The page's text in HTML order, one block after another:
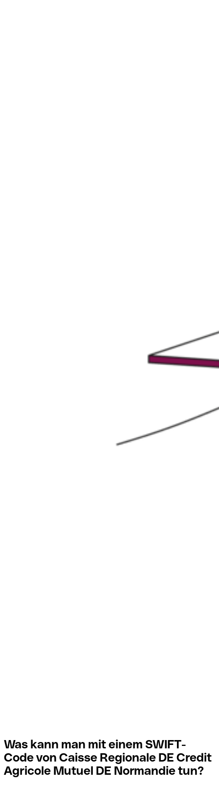
Was kann man mit einem SWIFT-
Code von Caisse Regionale DE Credit
Agricole Mutuel DE Normandie tun?